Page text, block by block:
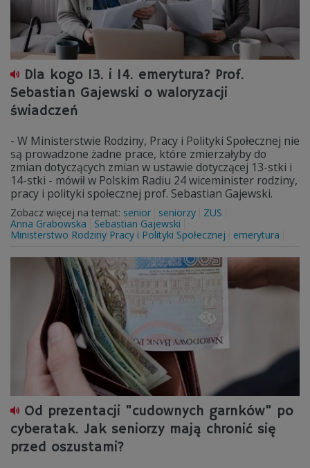
Dla kogo 13. i 14. emerytura? Prof.
Sebastian Gajewski o waloryzacji
świadczeń
- W Ministerstwie Rodziny, Pracy i Polityki Społecznej nie
są prowadzone żadne prace, które zmierzałyby do
zmian dotyczących zmian w ustawie dotyczącej 13-stki i
14-stki - mówił w Polskim Radiu 24 wiceminister rodziny,
pracy i polityki społecznej prof. Sebastian Gajewski.
Zobacz więcej na temat: senior seniorzy
ZUS
Anna Grabowska
Sebastian Gajewski
Ministerstwo Rodziny Pracy i Polityki Społecznej
emerytura
Od prezentacji "cudownych garnków" po
cyberatak. Jak seniorzy mają chronić się
przed oszustami?